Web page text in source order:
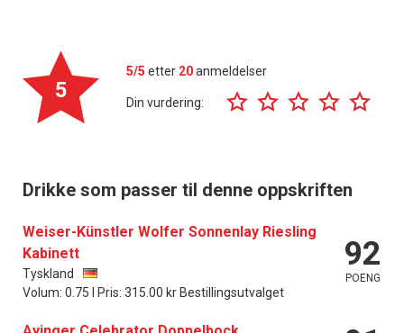
5
5/5 etter 20anmeldelser
Din vurdering:
Drikke som passer til denne oppskriften
Weiser-Künstler Wolfer Sonnenlay Riesling
Kabinett
Tyskland
Volum: 0.75 l Pris: 315.00 kr Bestillingsutvalget
92
POENG